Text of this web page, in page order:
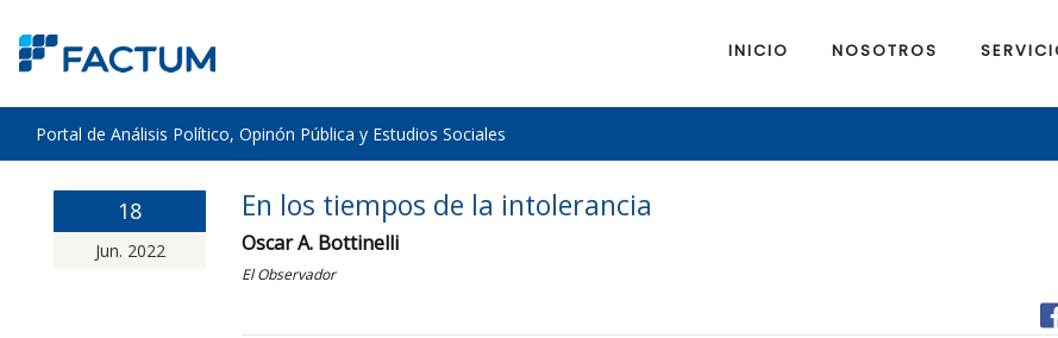
INICIO NOSOTROS
Portal de Análisis Político, Opinón Pública y Estudios Sociales
18
Jun. 2022
En los tiempos de la intolerancia
Oscar A. Bottinelli
El Observador